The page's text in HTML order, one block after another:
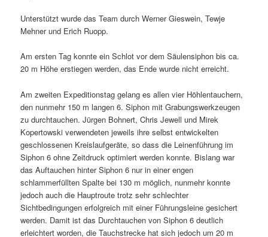
Unterstützt wurde das Team durch Werner Gieswein, Tewje
Mehner und Erich Ruopp.
Am ersten Tag konnte ein Schlot vor dem Säulensiphon bis ca.
20 m Höhe erstiegen werden, das Ende wurde nicht erreicht.
Am zweiten Expeditionstag gelang es allen vier Höhlentauchern,
den nunmehr 150 m langen 6. Siphon mit Grabungswerkzeugen
zu durchtauchen. Jürgen Bohnert, Chris Jewell und Mirek
Kopertowski verwendeten jeweils ihre selbst entwickelten
geschlossenen Kreislaufgeräte, so dass die Leinenführung im
Siphon 6 ohne Zeitdruck optimiert werden konnte. Bislang war
das Auftauchen hinter Siphon 6 nur in einer engen
schlammerfüllten Spalte bei 130 m möglich, nunmehr konnte
jedoch auch die Hauptroute trotz sehr schlechter
Sichtbedingungen erfolgreich mit einer Führungsleine gesichert
werden. Damit ist das Durchtauchen von Siphon 6 deutlich
erleichtert worden, die Tauchstrecke hat sich jedoch um 20 m